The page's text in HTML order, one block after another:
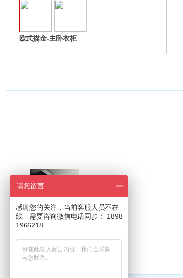
欧式描金-主卧衣柜
色彩在家居中的应用
请您留言
感谢您的关注，当前客服人员不在
线，需要咨询微信电话同步： 1898
1966218